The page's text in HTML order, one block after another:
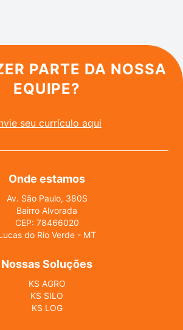
PARTE DA NOSSA
EQUIPE?
seu currículo aqui
Onde estamos
Av. São Paulo, 380S
Bairro Alvorada
CEP: 78466020
do Rio Verde - MT
Nossas Soluções
KS AGRO
KS SILO
KS LOG